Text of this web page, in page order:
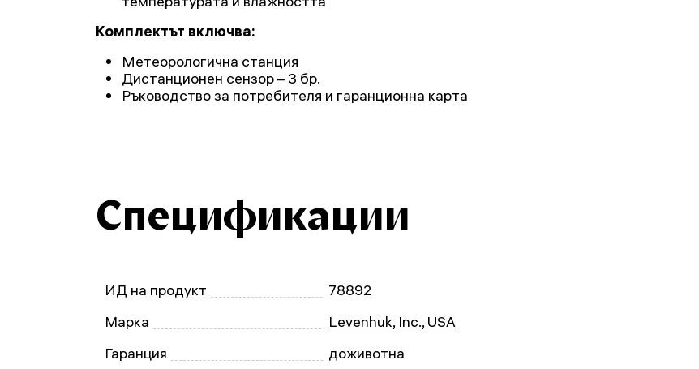
Комплектът включва:
Метеорологична станция
Дистанционен сензор – 3 бр.
Ръководство за потребителя и гаранционна карта
Спецификации
ИД на продукт
78892
Марка
Levenhuk, Inc., USA
Гаранция
доживотна